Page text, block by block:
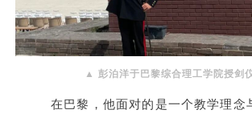
▲ 彭泊洋于巴黎综合理工学院授剑
在巴黎，他面对的是一个教学理念